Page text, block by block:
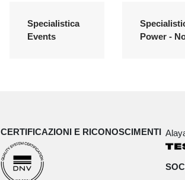
Specialistica
Events
Power -
CERTIFICAZIONI E RICONOSCIMENTI